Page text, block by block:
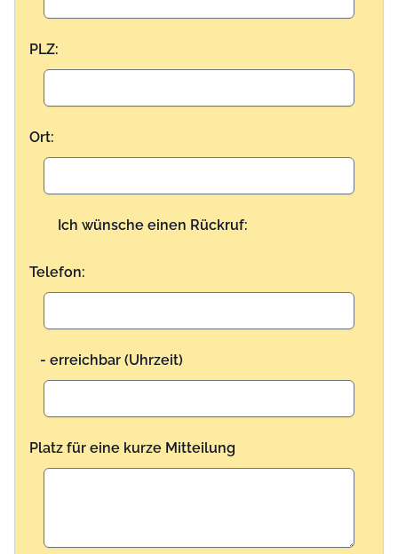
PLZ:
Ort:
Ich wünsche einen Rückruf:
Telefon:
- erreichbar (Uhrzeit)
Platz für eine kurze Mitteilung